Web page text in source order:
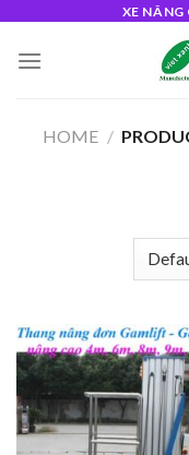
content
XE
HOME /